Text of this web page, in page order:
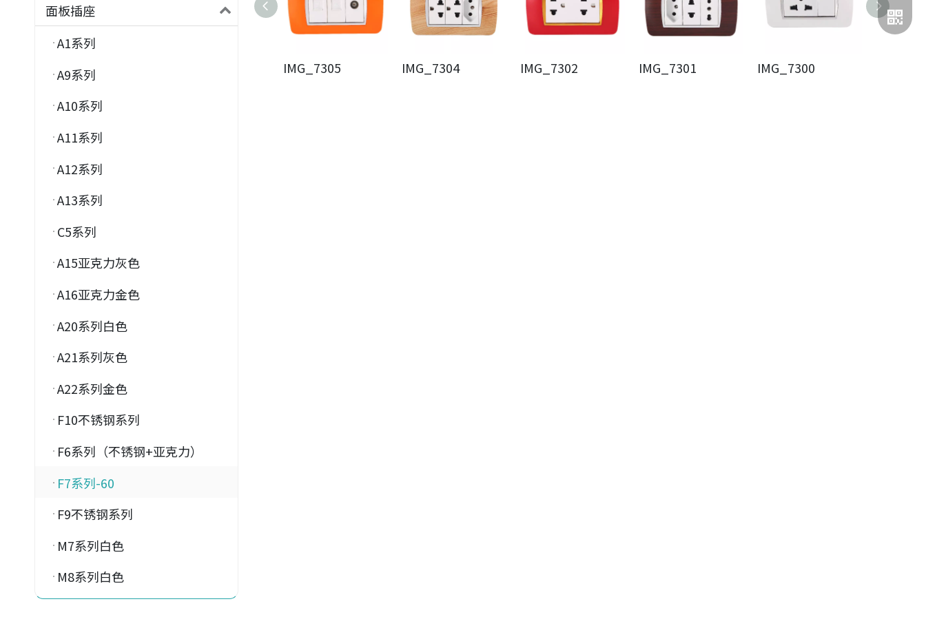
面板插座
A1系列
A9系列
A10系列
A11系列
A12系列
A13系列
C5系列
A15亚克力灰色
A16亚克力金色
A20系列白色
A21系列灰色
A22系列金色
F10不锈钢系列
F6系列（不锈钢+亚克力）
F7系列-60
F9不锈钢系列
M7系列白色
M8系列白色
IMG_7305 IMG_7304 IMG_7302 IMG_7301 IMG_7300